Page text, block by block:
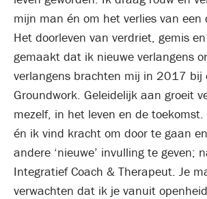
mijn man én om het verlies van een
Het doorleven van verdriet, gemis
gemaakt dat ik nieuwe verlangens
verlangens brachten mij in 2017 bij
Groundwork. Geleidelijk aan groeit
mezelf, in het leven en de
én ik vind kracht om door te gaan
andere ‘nieuwe’ invulling te geven;
Integratief Coach & Therapeut. Je
verwachten dat ik je vanuit